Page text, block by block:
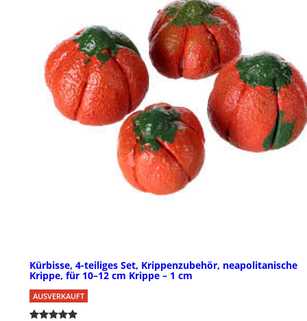
Kürbisse, 4-teiliges Set, Krippenzubehör, neapolitanische
Krippe, für 10–12 cm Krippe – 1 cm
AUSVERKAUFT